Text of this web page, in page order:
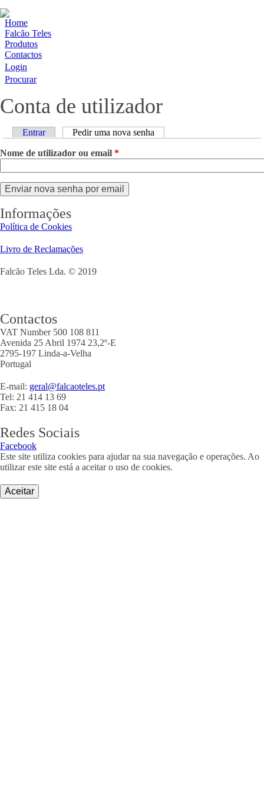
Home
Falcão Teles
Produtos
Contactos
Login
Procurar
Conta de utilizador
Separadores primários
Entrar Pedir uma nova senha
Nome de utilizador ou email *
Informações
Política de Cookies
Livro de Reclamações
Falcão Teles Lda. © 2019
Contactos
VAT Number 500 108 811
Avenida 25 Abril 1974 23,2º-E
2795-197 Linda-a-Velha
Portugal
E-mail: geral@falcaoteles.pt
Tel: 21 414 13 69
Fax: 21 415 18 04
Redes Sociais
Facebook
Este site utiliza cookies para ajudar na sua navegação e operações. Ao
utilizar este site está a aceitar o uso de cookies.
Aceitar